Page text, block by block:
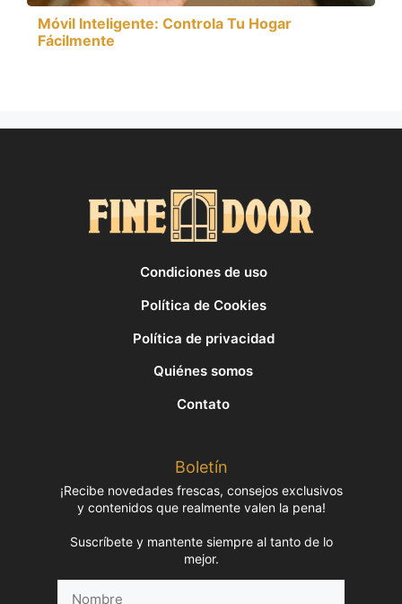
Móvil Inteligente: Controla Tu Hogar
Fácilmente
Condiciones de uso
Política de Cookies
Política de privacidad
Quiénes somos
Contato
Boletín
¡Recibe novedades frescas, consejos exclusivos
y contenidos que realmente valen la pena!
Suscríbete y mantente siempre al tanto de lo
mejor.